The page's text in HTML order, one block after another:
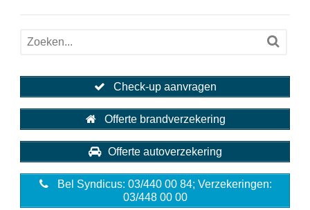
Check-up aanvragen
Offerte brandverzekering
Offerte autoverzekering
Bel Syndicus: 03/440 00 84; Verzekeringen:
03/448 00 00